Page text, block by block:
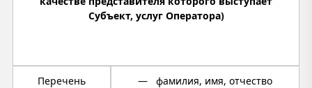
Субъект, услуг Оператора)
Перечень
— фамилия, имя, отчество